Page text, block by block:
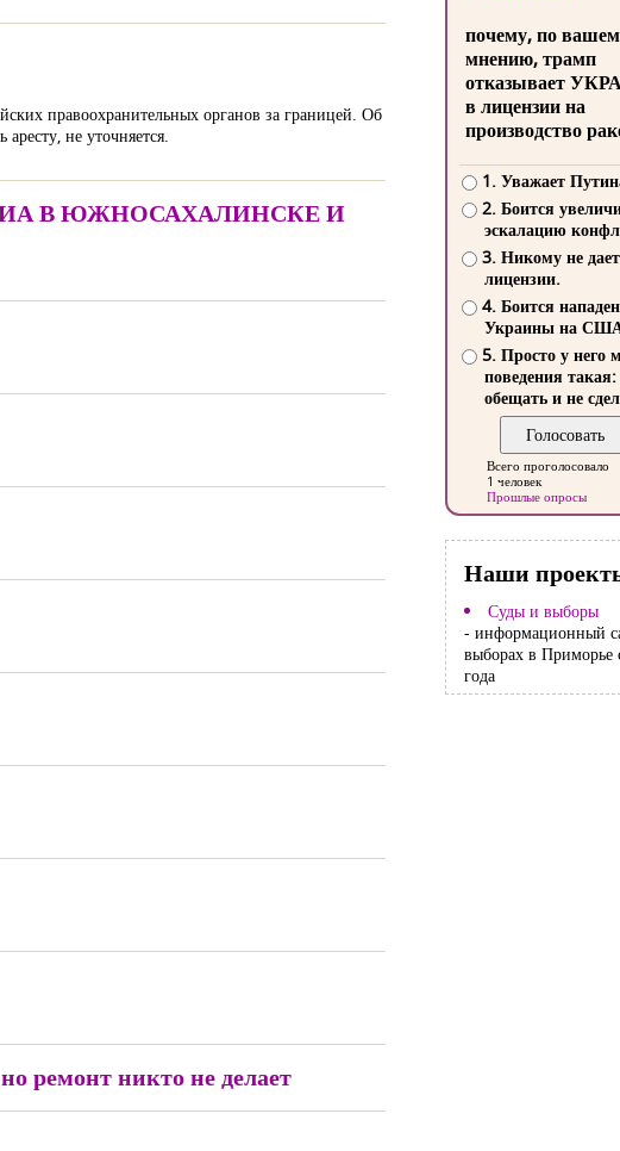
правоохранительных органов за границей. Об
не уточняется.
В ЮЖНОСАХАЛИНСКЕ И
ремонт никто не делает
почему, по
мнению, трамп
отказывает
в лицензии на
производство
1. Уважает
2. Боится
эскалацию
3. Никому не
лицензии.
4. Боится
Украины на
5. Просто у него
поведения такая:
обещать и не
Всего проголосовало
1 человек
Прошлые опросы
Наши
Суды и выборы
- информационный
выборах в Приморье
года